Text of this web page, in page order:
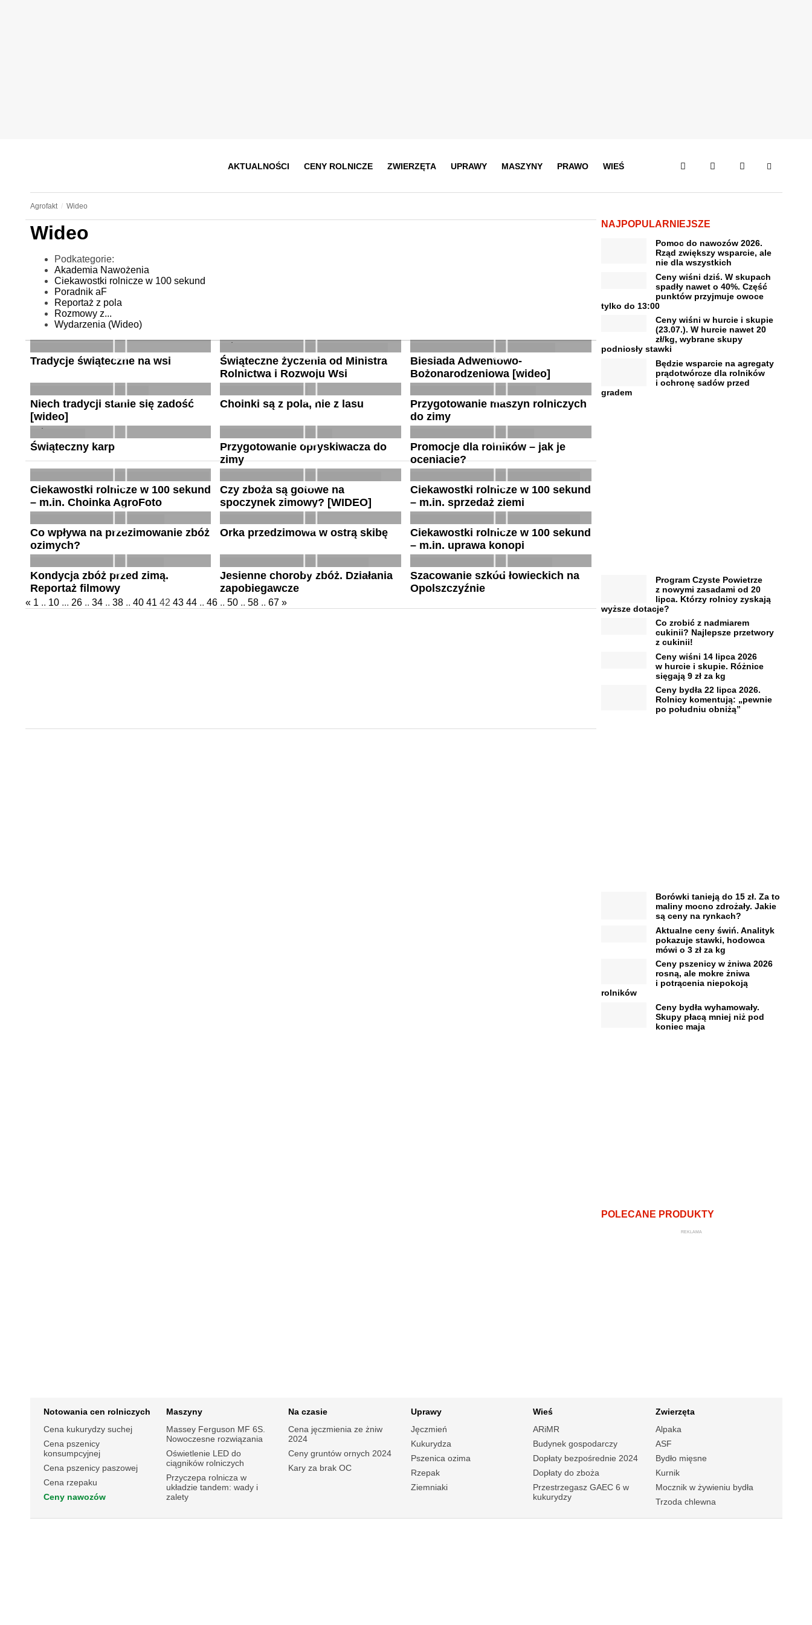
AKTUALNOŚCI CENY ROLNICZE ZWIERZĘTA UPRAWY MASZYNY PRAWO WIEŚ
Agrofakt Wideo
Wideo
Podkategorie:
Akademia Nawożenia
Ciekawostki rolnicze w 100 sekund
Poradnik aF
Reportaż z pola
Rozmowy z...
Wydarzenia (Wideo)
Tradycje świąteczne na wsi
Świąteczne życzenia od Ministra
Rolnictwa i Rozwoju Wsi
Biesiada Adwentowo-
Bożonarodzeniowa [wideo]
Niech tradycji stanie się zadość
[wideo]
Choinki są z pola, nie z lasu
Przygotowanie maszyn rolniczych
do zimy
Świąteczny karp
Przygotowanie opryskiwacza do
zimy
Promocje dla rolników – jak je
oceniacie?
Ciekawostki rolnicze w 100 sekund
– m.in. Choinka AgroFoto
Czy zboża są gotowe na
spoczynek zimowy? [WIDEO]
Ciekawostki rolnicze w 100 sekund
– m.in. sprzedaż ziemi
Co wpływa na przezimowanie zbóż
ozimych?
Orka przedzimowa w ostrą skibę
Ciekawostki rolnicze w 100 sekund
– m.in. uprawa konopi
Kondycja zbóż przed zimą.
Reportaż filmowy
Jesienne choroby zbóż. Działania
zapobiegawcze
Szacowanie szkód łowieckich na
Opolszczyźnie
« 1 .. 10 ... 26 .. 34 .. 38 .. 40 41 42 43 44 .. 46 .. 50 .. 58 .. 67 »
NAJPOPULARNIEJSZE
Pomoc do nawozów 2026.
Rząd zwiększy wsparcie, ale
nie dla wszystkich
Ceny wiśni dziś. W skupach
spadły nawet o 40%. Część
punktów przyjmuje owoce
tylko do 13:00
Ceny wiśni w hurcie i skupie
(23.07.). W hurcie nawet 20
zł/kg, wybrane skupy
podniosły stawki
Będzie wsparcie na agregaty
prądotwórcze dla rolników
i ochronę sadów przed
gradem
Program Czyste Powietrze
z nowymi zasadami od 20
lipca. Którzy rolnicy zyskają
wyższe dotacje?
Co zrobić z nadmiarem
cukinii? Najlepsze przetwory
z cukinii!
Ceny wiśni 14 lipca 2026
w hurcie i skupie. Różnice
sięgają 9 zł za kg
Ceny bydła 22 lipca 2026.
Rolnicy komentują: „pewnie
po południu obniżą”
Borówki tanieją do 15 zł. Za to
maliny mocno zdrożały. Jakie
są ceny na rynkach?
Aktualne ceny świń. Analityk
pokazuje stawki, hodowca
mówi o 3 zł za kg
Ceny pszenicy w żniwa 2026
rosną, ale mokre żniwa
i potrącenia niepokoją
rolników
Ceny bydła wyhamowały.
Skupy płacą mniej niż pod
koniec maja
POLECANE PRODUKTY
REKLAMA
Notowania cen rolniczych
Cena kukurydzy suchej
Cena pszenicy
konsumpcyjnej
Cena pszenicy paszowej
Cena rzepaku
Ceny nawozów
Maszyny
Massey Ferguson MF 6S.
Nowoczesne rozwiązania
Oświetlenie LED do
ciągników rolniczych
Przyczepa rolnicza w
układzie tandem: wady i
zalety
Na czasie
Cena jęczmienia ze żniw
2024
Ceny gruntów ornych 2024
Kary za brak OC
Uprawy
Jęczmień
Kukurydza
Pszenica ozima
Rzepak
Ziemniaki
Wieś
ARiMR
Budynek gospodarczy
Dopłaty bezpośrednie 2024
Dopłaty do zboża
Przestrzegasz GAEC 6 w
kukurydzy
Zwierzęta
Alpaka
ASF
Bydło mięsne
Kurnik
Mocznik w żywieniu bydła
Trzoda chlewna